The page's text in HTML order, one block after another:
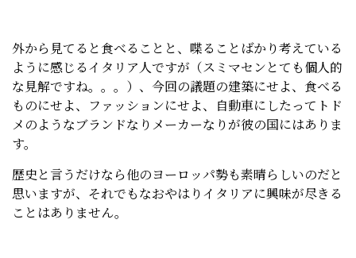
外から見てると食べることと、喋ることばかり考えている
ように感じるイタリア人ですが（スミマセンとても個人的
な見解ですね。。。）、今回の議題の建築にせよ、食べる
ものにせよ、ファッションにせよ、自動車にしたってトド
メのようなブランドなりメーカーなりが彼の国にはありま
す。
歴史と言うだけなら他のヨーロッパ勢も素晴らしいのだと
思いますが、それでもなおやはりイタリアに興味が尽きる
ことはありません。